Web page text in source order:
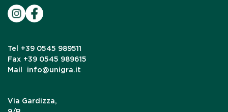
Tel
+39 0545 989511
Fax +39 0545 989615
Mail
info@unigra.it
Via Gardizza,